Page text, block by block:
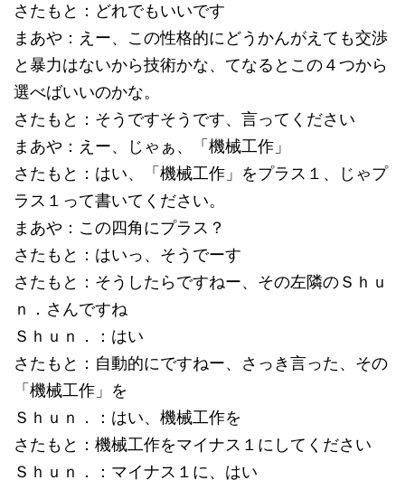
さたもと：どれでもいいです
まあや：えー、この性格的にどうかんがえても交渉
と暴力はないから技術かな、てなるとこの４つから
選べばいいのかな。
さたもと：そうですそうです、言ってください
まあや：えー、じゃぁ、「機械工作」
さたもと：はい、「機械工作」をプラス１、じゃプ
ラス１って書いてください。
まあや：この四角にプラス？
さたもと：はいっ、そうでーす
さたもと：そうしたらですねー、その左隣のＳｈｕ
ｎ．さんですね
Ｓｈｕｎ．：はい
さたもと：自動的にですねー、さっき言った、その
「機械工作」を
Ｓｈｕｎ．：はい、機械工作を
さたもと：機械工作をマイナス１にしてください
Ｓｈｕｎ．：マイナス１に、はい